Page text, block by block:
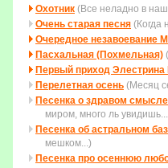
Охотник (Все неладно в
Очень старая песня (Когда
Очередное незавоевание
Пасхальная (Похмельная)
Первый приход Элестрина
Перелетная осень (Месяц
Песенка о здравом
миpом, много ль
Песенка об астральном
мешком...)
Песенка про осеннюю